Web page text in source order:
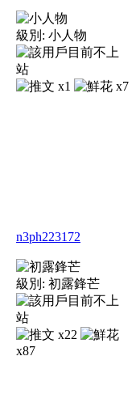
級別: 小人物
x1 x7
n3ph223172
級別: 初露鋒芒
x22
x87